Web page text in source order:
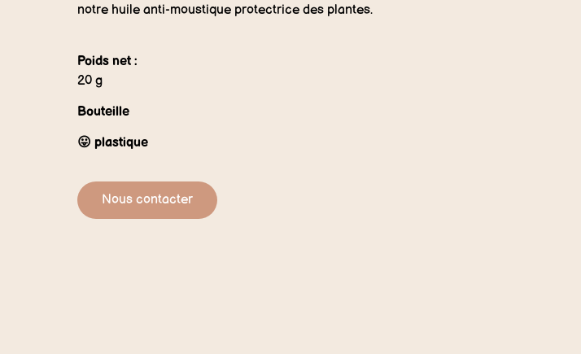
notre huile anti-moustique protectrice des plantes.
Poids net :
20 g
Bouteille
😛 plastique
Nous contacter